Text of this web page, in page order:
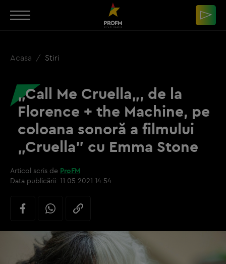
Acasa Stiri
„Call Me Cruella„, de la
Florence + the Machine, pe
coloana sonoră a filmului
„Cruella” cu Emma Stone
Articol scris de ProFM
Data publicării: 11.05.2021 14:54